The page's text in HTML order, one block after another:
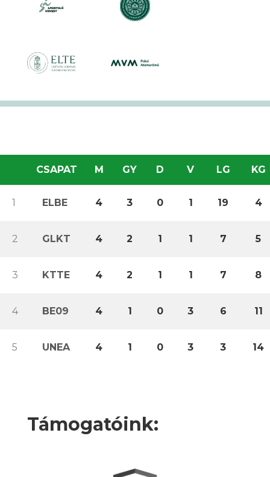
CSAPAT M GY D V LG KG
1 ELBE 4 3 0 1 19 4
2 GLKT 4 2 1 1 7 5
3 KTTE 4 2 1 1 7 8
4 BE09 4 1 0 3 6 11
5 UNEA 4 1 0 3 3 14
Támogatóink: